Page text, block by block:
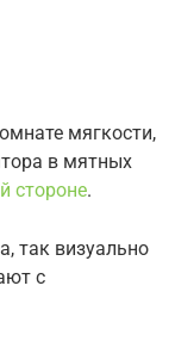
мягкости,
в мятных
стороне.
так визуально
с